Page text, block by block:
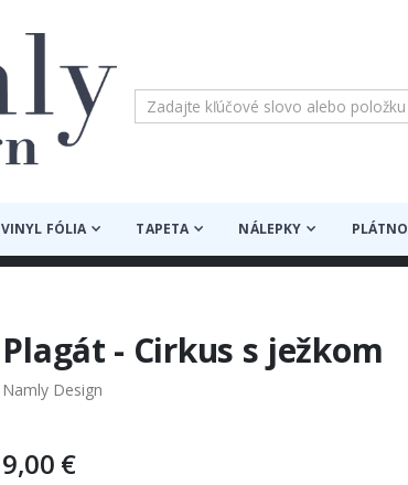
VINYL FÓLIA TAPETA NÁLEPKY PLÁTNO
Plagát - Cirkus s ježkom
Namly Design
9,00 €